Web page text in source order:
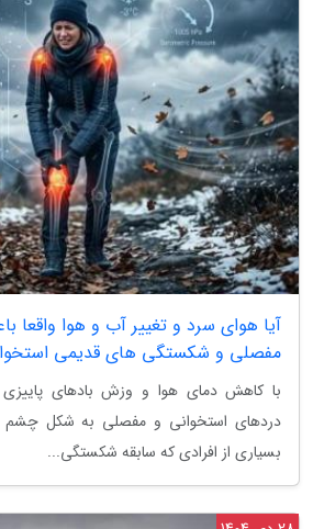
آیا هوای سرد و تغییر آب و هوا واقعا
مفصلی و شکستگی های قدیمی
با کاهش دمای هوا و وزش بادهای
دردهای استخوانی و مفصلی به شکل چشم
بسیاری از افرادی که سابقه شکستگی...